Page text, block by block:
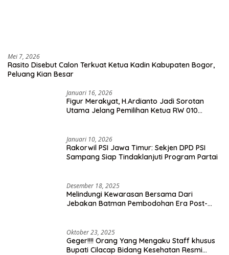
Mei 7, 2026
Rasito Disebut Calon Terkuat Ketua Kadin Kabupaten Bogor,
Peluang Kian Besar
Januari 16, 2026
Figur Merakyat, H.Ardianto Jadi Sorotan
Utama Jelang Pemilihan Ketua RW 010
Januari 10, 2026
Rakorwil PSI Jawa Timur: Sekjen DPD PSI
Sampang Siap Tindaklanjuti Program Partai
Desember 18, 2025
Melindungi Kewarasan Bersama Dari
Jebakan Batman Pembodohan Era Post-
Oktober 23, 2025
Geger!!!! Orang Yang Mengaku Staff khusus
Bupati Cilacap Bidang Kesehatan Resmi